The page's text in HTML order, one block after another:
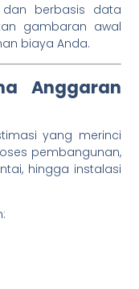
dan berbasis data
gambaran awal
biaya Anda.
Anggaran
yang merinci
pembangunan,
hingga instalasi